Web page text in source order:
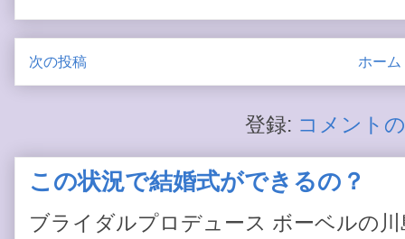
次の投稿 ホーム
登録: コメント
この状況で結婚式ができるの？
ブライダルプロデュース ボーベルの